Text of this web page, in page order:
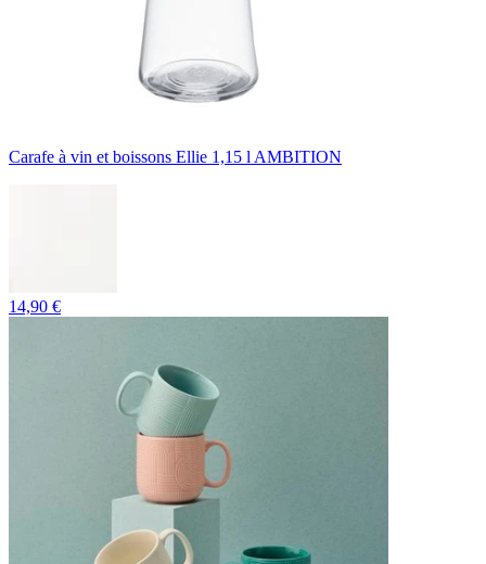
Carafe à vin et boissons Ellie 1,15 l AMBITION
14,90 €